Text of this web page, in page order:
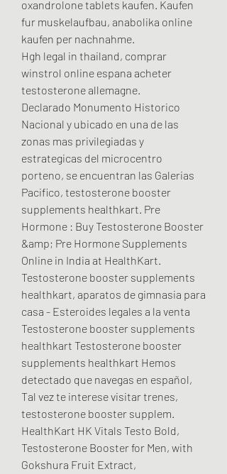
oxandrolone tablets kaufen. Kaufen
fur muskelaufbau, anabolika online
kaufen per nachnahme.
Hgh legal in thailand, comprar
winstrol online espana acheter
testosterone allemagne.
Declarado Monumento Historico
Nacional y ubicado en una de las
zonas mas privilegiadas y
estrategicas del microcentro
porteno, se encuentran las Galerias
Pacifico, testosterone booster
supplements healthkart. Pre
Hormone : Buy Testosterone Booster
&amp; Pre Hormone Supplements
Online in India at HealthKart.
Testosterone booster supplements
healthkart, aparatos de gimnasia para
casa - Esteroides legales a la venta
Testosterone booster supplements
healthkart Testosterone booster
supplements healthkart Hemos
detectado que navegas en español,
Tal vez te interese visitar trenes,
testosterone booster supplem.
HealthKart HK Vitals Testo Bold,
Testosterone Booster for Men, with
Gokshura Fruit Extract,